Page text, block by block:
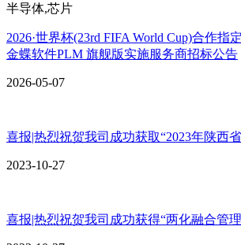
半导体,芯片
2026·世界杯(23rd FIFA World Cup)合作指
金蝶软件PLM 旗舰版实施服务商招标公告
2026-05-07
喜报|热烈祝贺我司成功获取“2023年陕西
2023-10-27
喜报|热烈祝贺我司成功获得“两化融合管